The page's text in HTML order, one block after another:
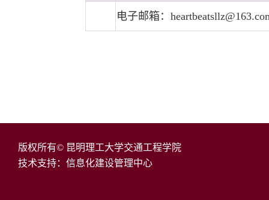
电子邮箱：
版权所有© 昆明理工大学交通工程学院
技术支持：信息化建设管理中心